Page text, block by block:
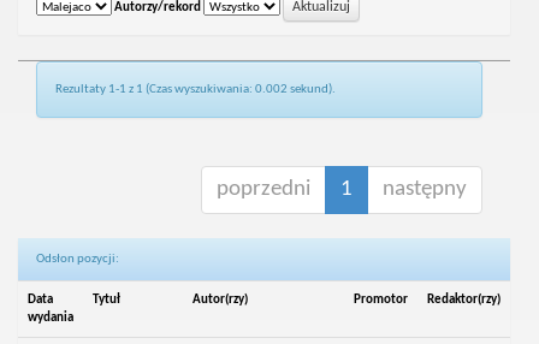
Autorzy/rekord
Rezultaty 1-1 z 1 (Czas wyszukiwania: 0.002 sekund).
poprzedni 1 następny
Odsłon pozycji:
Data
wydania
Tytuł Autor(rzy) Promotor Redaktor(rzy)